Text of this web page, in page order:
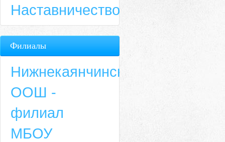
Наставничество
Филиалы
Нижнекаянчинская
ООШ -
филиал
МБОУ